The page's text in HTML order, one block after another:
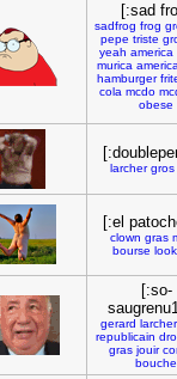
[:sad
sadfrog frog
pepe triste
yeah america
murica
hamburger
cola mcdo
obese
larcher gros
[:el
clown gras
bourse
[:so-
gerard larcher
republicain
gras jouir
bouche